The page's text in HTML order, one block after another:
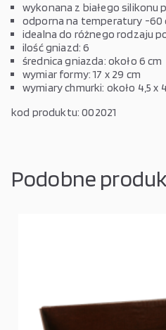
wykonana z białego silikonu
odporna na temperatury -60
idealna do różnego rodzaju
ilość gniazd: 6
średnica gniazda: około 6 cm
wymiar formy: 17 x 29 cm
wymiary chmurki: około 4,5 x
kod produktu: 002021
Podobne